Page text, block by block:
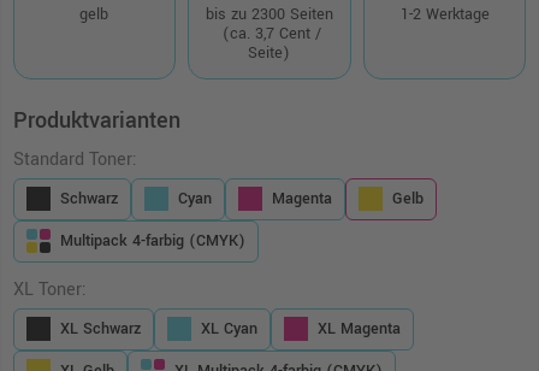
gelb
bis zu 2300 Seiten
(ca. 3,7 Cent /
Seite)
1-2 Werktage
Produktvarianten
Standard Toner:
Schwarz Cyan Magenta
Gelb
Multipack 4-farbig (CMYK)
XL Toner:
XL Schwarz XL Cyan
XL Magenta